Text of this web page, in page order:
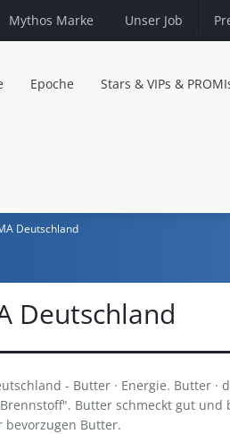
Mythos Marke Unser Job
Epoche Stars & VIPs &
Deutschland
Deutschland
- Butter · Energie. Butter
Butter schmeckt gut und
bevorzugen Butter.